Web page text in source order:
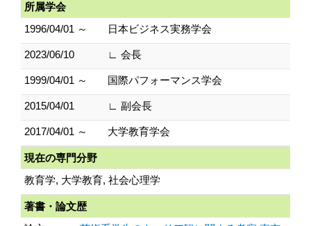
所属学会
1996/04/01 ～
日本ビジネス実務学会
2023/06/10 ∟ 会長
1999/04/01 ～ 国際パフォーマンス学会
2015/04/01 ∟ 副会長
2017/04/01 ～ 大学教育学会
現在の専門分野
教育学, 大学教育, 社会心理学
著書・論文歴